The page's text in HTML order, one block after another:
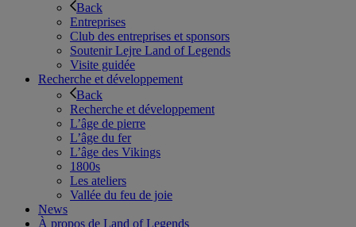
Back
Entreprises
Club des entreprises et sponsors
Soutenir Lejre Land of Legends
Visite guidée
Recherche et développement
Back
Recherche et développement
L’âge de pierre
L’âge du fer
L’âge des Vikings
1800s
Les ateliers
Vallée du feu de joie
News
À propos de Land of Legends